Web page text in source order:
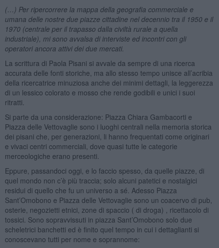
(…) Per ripercorrere la mappa della geografia commerciale e
umana delle nostre due piazze cittadine nel decennio tra il 1950 e il
1970 (centrale per il trapasso dalla civiltà rurale a quella
industriale), mi sono avvalsa di interviste ed incontri con gli
operatori ancora attivi dei due mercati.
La scrittura di Paola Pisani si avvale da sempre di una ricerca
accurata delle fonti storiche, ma allo stesso tempo unisce all’acribia
della ricercatrice minuziosa anche dei minimi dettagli, la leggerezza
di un lessico colorato e mosso che rende godibili e unici i suoi
ritratti.
Si parte da una considerazione: Piazza Chiara Gambacorti e
Piazza delle Vettovaglie sono i luoghi centrali nella memoria storica
dei pisani che, per generazioni, li hanno frequentati come originari
e vivaci centri commerciali, dove quasi tutte le categorie
merceologiche erano presenti.
Eppure, passandoci oggi, e lo faccio spesso, da quelle piazze, di
quel mondo non c’è più traccia; solo alcuni patetici e nostalgici
residui di quello che fu un universo a sé. Adesso Piazza
Sant’Omobono e Piazza delle Vettovaglie sono un coacervo di pub,
osterie, negozietti etnici, zone di spaccio ( di droga) , ricettacolo di
tossici. Sono sopravvissuti in piazza Sant’Omobono solo due
scheletrici banchetti ed è finito quel tempo in cui i dettaglianti si
conoscevano tutti per nome e soprannome: